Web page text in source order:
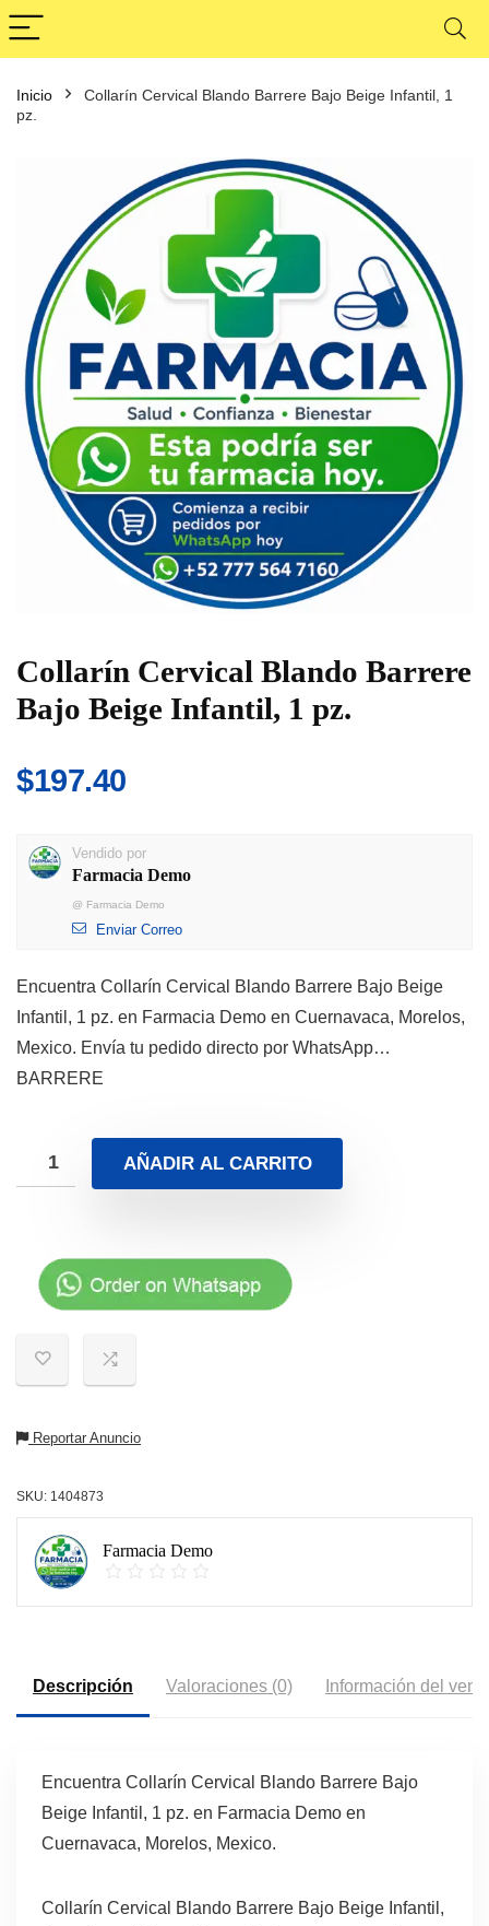
Inicio
Collarín Cervical Blando Barrere Bajo Beige Infantil, 1
pz.
Collarín Cervical Blando Barrere
Bajo Beige Infantil, 1 pz.
$197.40
Vendido por
Farmacia Demo
@ Farmacia Demo
Enviar Correo
Encuentra Collarín Cervical Blando Barrere Bajo Beige
Infantil, 1 pz. en Farmacia Demo en Cuernavaca, Morelos,
Mexico. Envía tu pedido directo por WhatsApp…
BARRERE
AÑADIR AL CARRITO
Reportar Anuncio
SKU: 1404873
Farmacia Demo
Descripción Valoraciones (0) Información del
Encuentra Collarín Cervical Blando Barrere Bajo
Beige Infantil, 1 pz. en Farmacia Demo en
Cuernavaca, Morelos, Mexico.
Collarín Cervical Blando Barrere Bajo Beige Infantil,